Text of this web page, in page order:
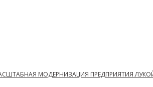
МОДЕРНИЗАЦИЯ ПРЕДПРИЯТИЯ